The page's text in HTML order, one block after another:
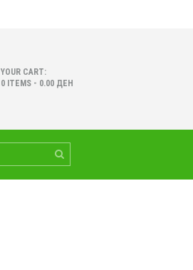
YOUR CART:
0 ITEMS- 0.00 ДЕН